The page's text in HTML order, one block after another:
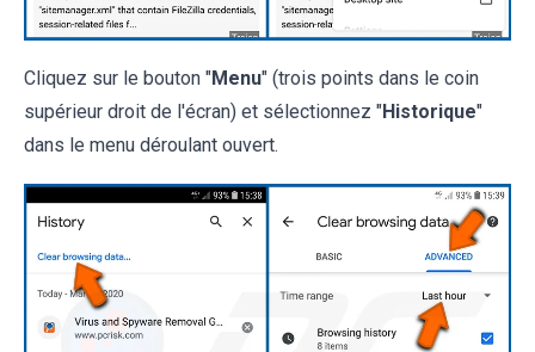
Cliquez sur le bouton "Menu" (trois points dans le coin
supérieur droit de l'écran) et sélectionnez "Historique"
dans le menu déroulant ouvert.